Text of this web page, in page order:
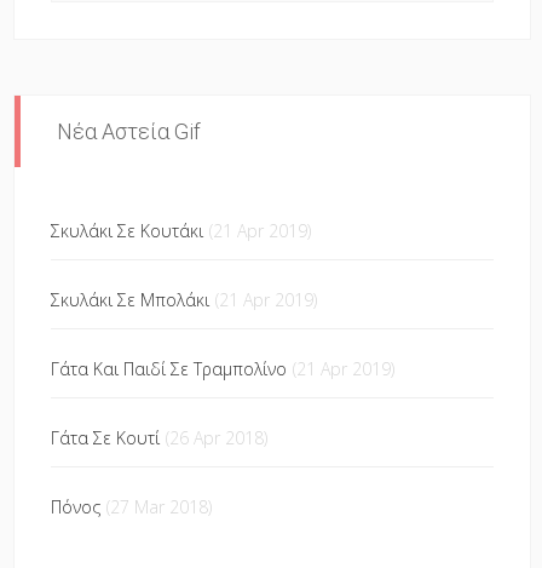
Νέα Αστεία Gif
Σκυλάκι Σε Κουτάκι (21 Apr 2019)
Σκυλάκι Σε Μπολάκι (21 Apr 2019)
Γάτα Και Παιδί Σε Τραμπολίνο (21 Apr 2019)
Γάτα Σε Κουτί (26 Apr 2018)
Πόνος (27 Mar 2018)